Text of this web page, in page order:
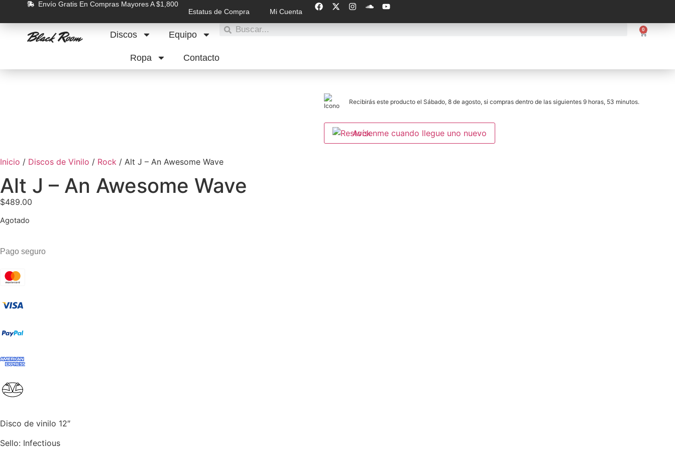
Envío Gratis En Compras Mayores A $1,800
Estatus de Compra
Mi Cuenta
Discos Equipo
Ropa Contacto
0
Recibirás este producto el Sábado, 8 de agosto, si compras dentro de las siguientes 9 horas, 53 minutos.
Avísenme cuando llegue uno nuevo
Inicio / Discos de Vinilo / Rock / Alt J – An Awesome Wave
Alt J – An Awesome Wave
$489.00
Agotado
Pago seguro
Disco de vinilo 12″
Sello: Infectious